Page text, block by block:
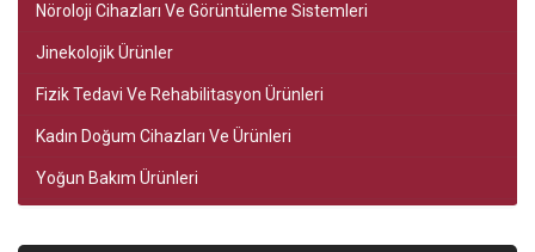
Nöroloji Cihazları Ve Görüntüleme Sistemleri
Jinekolojik Ürünler
Fizik Tedavi Ve Rehabilitasyon Ürünleri
Kadın Doğum Cihazları Ve Ürünleri
Yoğun Bakım Ürünleri